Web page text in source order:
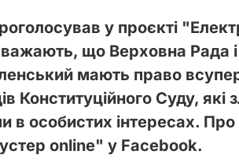
у проєкті
що Верховна Рада
мають право
Конституційного Суду,
в особистих інтересах.
online" у Facebook.